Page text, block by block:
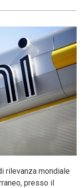
rilevanza mondiale
presso il